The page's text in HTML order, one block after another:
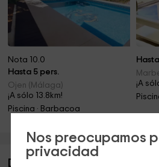
Nos preocupamos
privacidad
Nota 10.0
Hasta 5 pers.
Ojen (Málaga)
¡A sólo 13.8km!
Piscina · Barbacoa
¡A
Descripción de Casa Rural